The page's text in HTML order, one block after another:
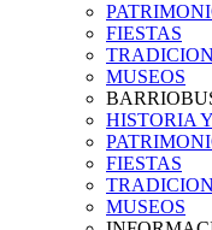
FIESTAS
MUSEOS
HISTORIA
FIESTAS
MUSEOS